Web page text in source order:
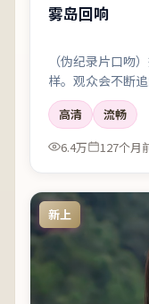
雾岛回响
（伪纪录片口吻
样。观众会不断
高清
流畅
6.4万
127个月
新上